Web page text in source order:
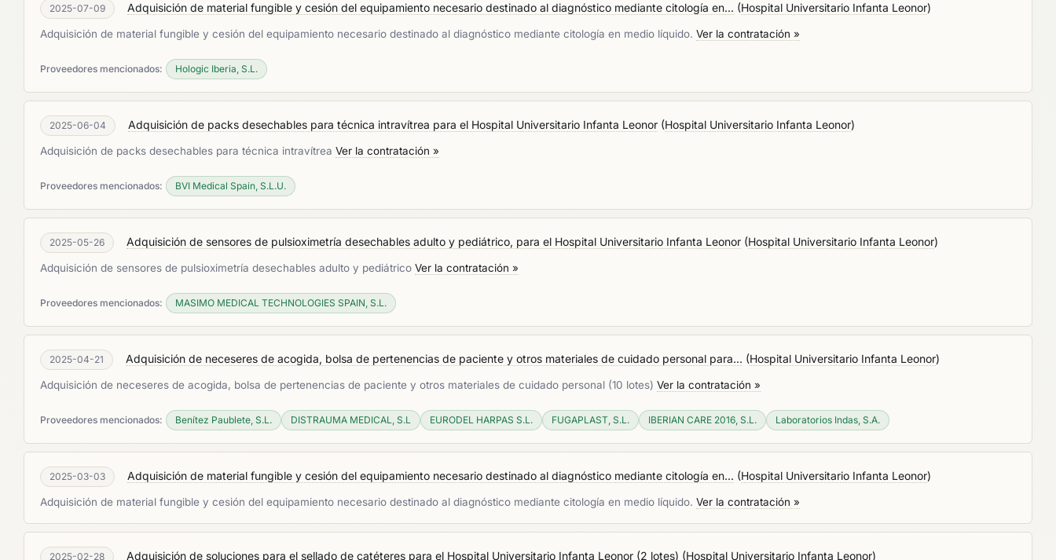
2025-07-09 Adquisición de material fungible y cesión del equipamiento necesario destinado al diagnóstico mediante citología en... (Hospital Universitario Infanta Leonor)
Adquisición de material fungible y cesión del equipamiento necesario destinado al diagnóstico mediante citología en medio líquido. Ver la contratación »
Proveedores mencionados: Hologic Iberia, S.L.
2025-06-04 Adquisición de packs desechables para técnica intravítrea para el Hospital Universitario Infanta Leonor (Hospital Universitario Infanta Leonor)
Adquisición de packs desechables para técnica intravítrea Ver la contratación »
Proveedores mencionados: BVI Medical Spain, S.L.U.
2025-05-26 Adquisición de sensores de pulsioximetría desechables adulto y pediátrico, para el Hospital Universitario Infanta Leonor (Hospital Universitario Infanta Leonor)
Adquisición de sensores de pulsioximetría desechables adulto y pediátrico Ver la contratación »
Proveedores mencionados: MASIMO MEDICAL TECHNOLOGIES SPAIN, S.L.
2025-04-21 Adquisición de neceseres de acogida, bolsa de pertenencias de paciente y otros materiales de cuidado personal para... (Hospital Universitario Infanta Leonor)
Adquisición de neceseres de acogida, bolsa de pertenencias de paciente y otros materiales de cuidado personal (10 lotes) Ver la contratación »
Proveedores mencionados: Benítez Paublete, S.L. DISTRAUMA MEDICAL, S.L EURODEL HARPAS S.L. FUGAPLAST, S.L. IBERIAN CARE 2016, S.L. Laboratorios Indas, S.A.
2025-03-03 Adquisición de material fungible y cesión del equipamiento necesario destinado al diagnóstico mediante citología en... (Hospital Universitario Infanta Leonor)
Adquisición de material fungible y cesión del equipamiento necesario destinado al diagnóstico mediante citología en medio líquido. Ver la contratación »
2025-02-28 Adquisición de soluciones para el sellado de catéteres para el Hospital Universitario Infanta Leonor (2 lotes) (Hospital Universitario Infanta Leonor)